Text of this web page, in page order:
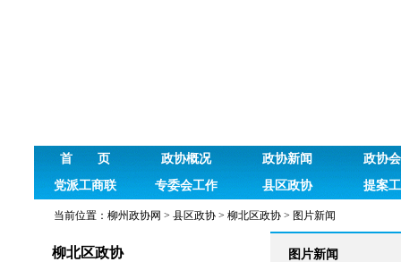
首 页 政协概况 政协新闻
政协
党派工商联
专委会工作 县区政协 提案
当前位置： 柳州政协网 > 县区政协 > 柳北区政协 > 图片新闻
柳北区政协 图片新闻